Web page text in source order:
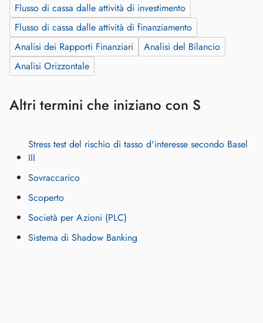
Flusso di cassa dalle attività di investimento
Flusso di cassa dalle attività di finanziamento
Analisi dei Rapporti Finanziari
Analisi del Bilancio
Analisi Orizzontale
Altri termini che iniziano con S
Stress test del rischio di tasso d'interesse secondo Basel
III
Sovraccarico
Scoperto
Società per Azioni (PLC)
Sistema di Shadow Banking